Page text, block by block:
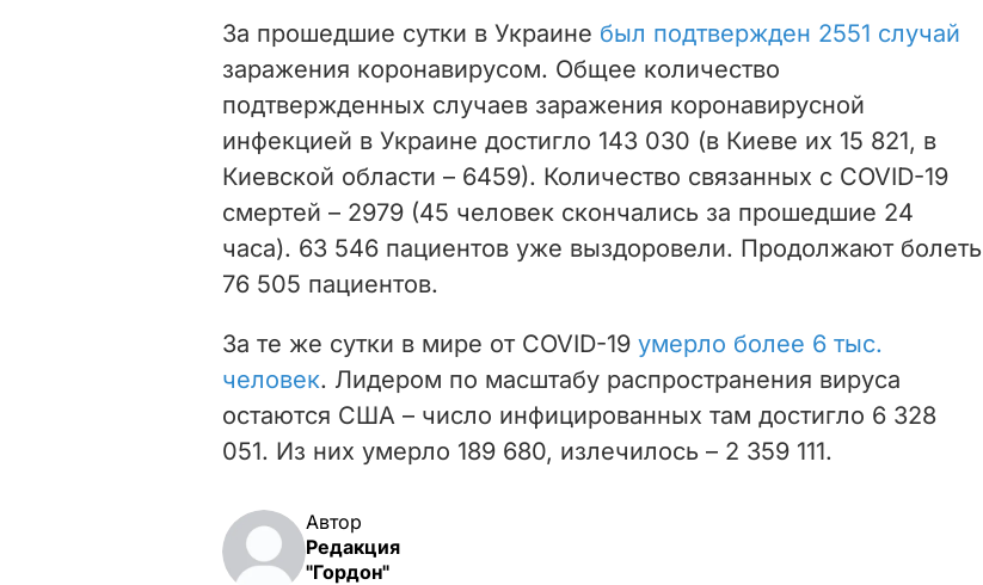
За прошедшие сутки в Украине был подтвержден 2551 случай
заражения коронавирусом. Общее количество
подтвержденных случаев заражения коронавирусной
инфекцией в Украине достигло 143 030 (в Киеве их 15 821, в
Киевской области – 6459). Количество связанных с COVID-19
смертей – 2979 (45 человек скончались за прошедшие 24
часа). 63 546 пациентов уже выздоровели. Продолжают болеть
76 505 пациентов.
За те же сутки в мире от COVID-19 умерло более 6 тыс.
человек. Лидером по масштабу распространения вируса
остаются США – число инфицированных там достигло 6 328
051. Из них умерло 189 680, излечилось – 2 359 111.
Автор
Редакция
"Гордон"